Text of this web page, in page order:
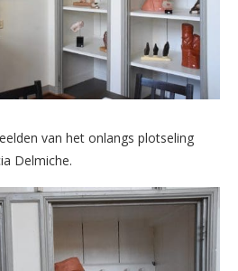
van het onlangs plotseling
Delmiche.